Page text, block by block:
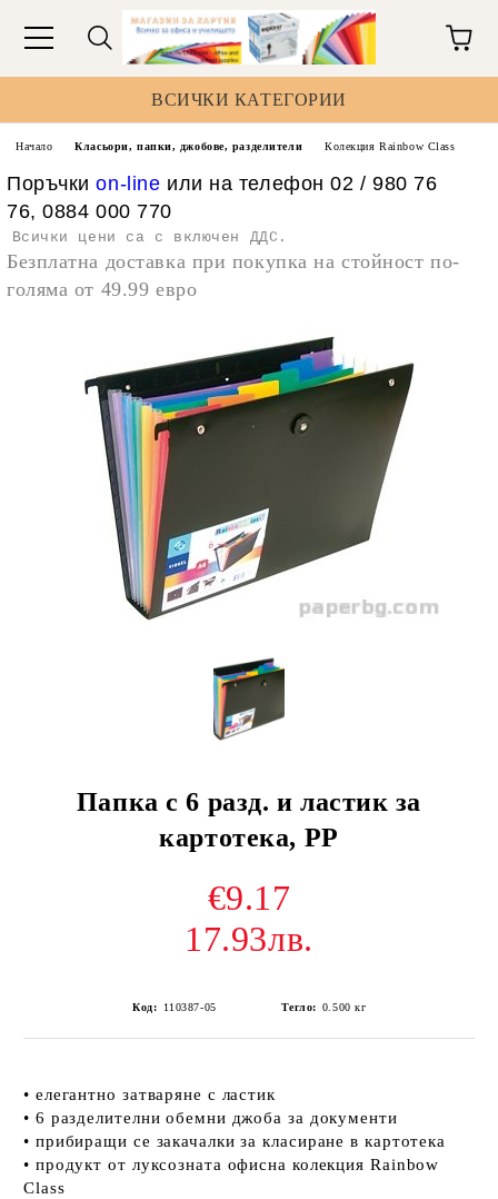
ВСИЧКИ КАТЕГОРИИ
Начало Класьори, папки, джобове, разделители Колекция Rainbow Class
Поръчкиon-line или на телефон 02 / 980 76
76, 0884 000 770
Всички цени са с включен ДДС.
Безплатна доставка при покупка на стойност по-
голяма от 49.99 евро
Папка с 6 разд. и ластик за
картотека, РР
€9.17
17.93лв.
Код: 110387-05 Тегло: 0.500 кг
• елегантно затваряне с ластик
• 6 разделителни обемни джоба за документи
• прибиращи се закачалки за класиране в картотека
• продукт от луксозната офисна колекция Rainbow
Class